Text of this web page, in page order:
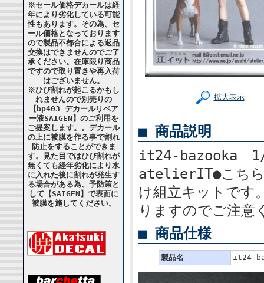
※セール価格デカールは経
年により劣化している可能
性もあります。その為、セ
ール価格となっております
ので製品不都合による返品
交換はできませんのでご了
承ください。在庫限り商品
ですので取り置きや再入荷
はございません。
※ひび割れが起こるかもし
れませんので別売りの
【bp403 デカールリペア
ー液SAIGEN】のご利用を
ご提案します。。デカール
の上に被膜を作る事で割れ
防止をすることができま
す。見た目ではひび割れが
無くても経年劣化により水
に入れた後に割れが発生す
る場合がある為、予防策と
して【SAIGEN】で表面に
被膜を施してください。
拡大表示
■ 商品説明
it24-bazooka 1/
atelierIT●こちら
け組立キットです
りますのでご注意
■ 商品仕様
製品名 it24-